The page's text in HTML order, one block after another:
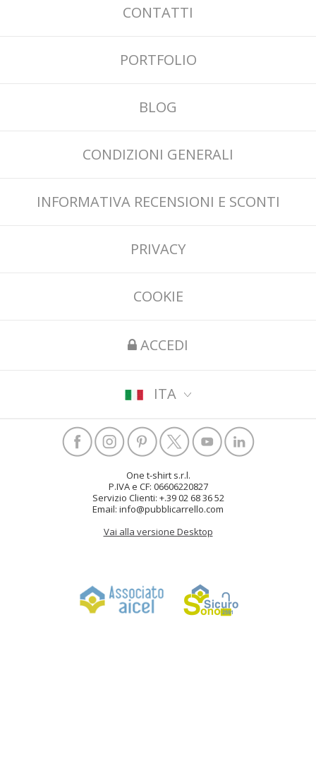
CONTATTI
PORTFOLIO
BLOG
CONDIZIONI GENERALI
INFORMATIVA RECENSIONI E SCONTI
PRIVACY
COOKIE
ACCEDI
ITA
One t-shirt s.r.l.
P.IVA e CF: 06606220827
Servizio Clienti: +.39 02 68 36 52
Email: info@pubblicarrello.com
Vai alla versione Desktop